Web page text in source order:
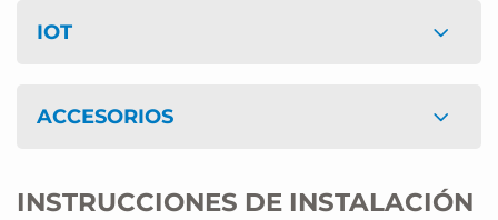
IOT
ACCESORIOS
INSTRUCCIONES DE INSTALACIÓN